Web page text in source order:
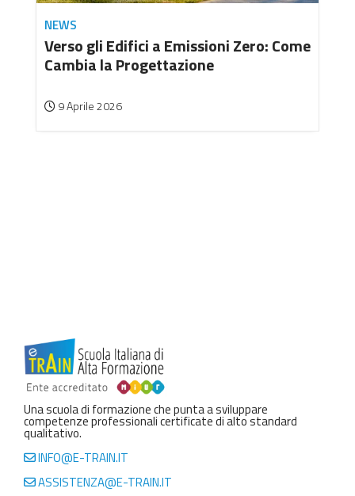
NEWS
Verso gli Edifici a Emissioni Zero: Come
Cambia la Progettazione
9 Aprile 2026
Una scuola di formazione che punta a sviluppare
competenze professionali certificate di alto standard
qualitativo.
INFO@E-TRAIN.IT
ASSISTENZA@E-TRAIN.IT